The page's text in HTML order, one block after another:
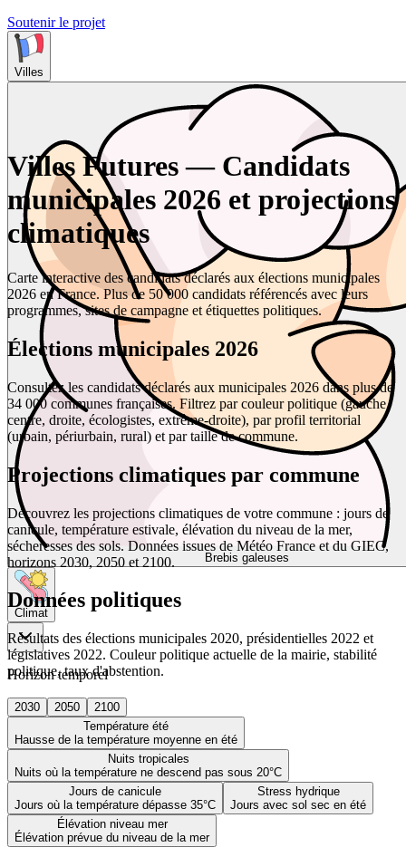
Soutenir le projet
Villes
Brebis galeuses
Climat
Horizon temporel
2030 2050
2100
Température été
Hausse de la température moyenne en été
Nuits tropicales
Nuits où la température ne descend pas sous 20°C
Jours de canicule
Jours où la température dépasse 35°C
Stress hydrique
Jours avec sol sec en été
Élévation niveau mer
Élévation prévue du niveau de la mer
Villes Futures — Candidats
municipales 2026 et projections
climatiques
Carte interactive des candidats déclarés aux élections municipales
2026 en France. Plus de 50 000 candidats référencés avec leurs
programmes, sites de campagne et étiquettes politiques.
Élections municipales 2026
Consultez les candidats déclarés aux municipales 2026 dans plus de
34 000 communes françaises. Filtrez par couleur politique (gauche,
centre, droite, écologistes, extrême-droite), par profil territorial
(urbain, périurbain, rural) et par taille de commune.
Projections climatiques par commune
Découvrez les projections climatiques de votre commune : jours de
canicule, température estivale, élévation du niveau de la mer,
sécheresses des sols. Données issues de Météo France et du GIEC,
horizons 2030, 2050 et 2100.
Données politiques
Résultats des élections municipales 2020, présidentielles 2022 et
législatives 2022. Couleur politique actuelle de la mairie, stabilité
politique, taux d'abstention.